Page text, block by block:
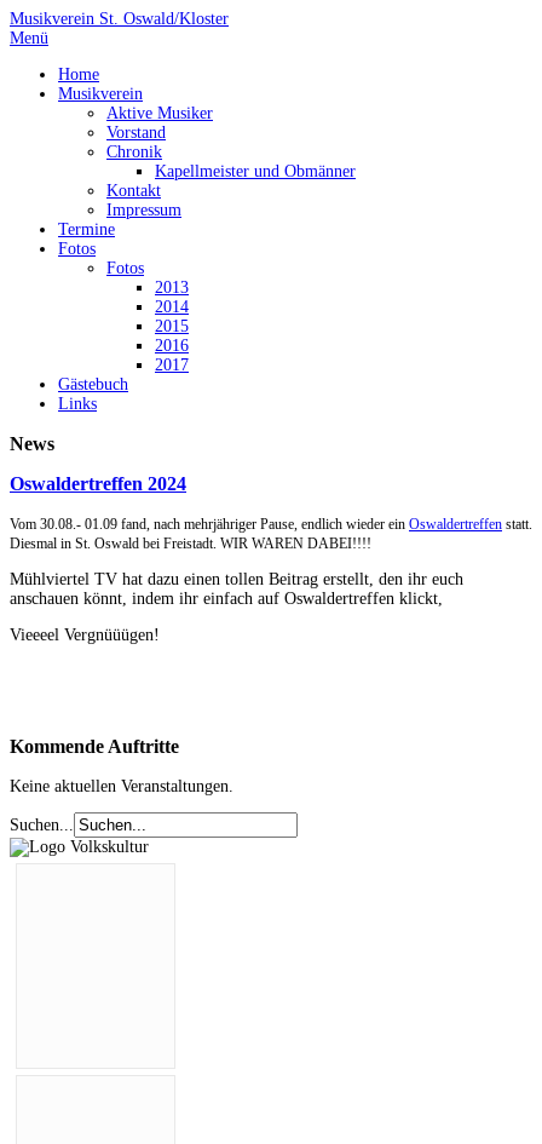
Musikverein St. Oswald/Kloster
Menü
Home
Musikverein
Aktive Musiker
Vorstand
Chronik
Kapellmeister und Obmänner
Kontakt
Impressum
Termine
Fotos
Fotos
2013
2014
2015
2016
2017
Gästebuch
Links
News
Oswaldertreffen 2024
Vom 30.08.- 01.09 fand, nach mehrjähriger Pause, endlich wieder ein Oswaldertreffen statt.
Diesmal in St. Oswald bei Freistadt. WIR WAREN DABEI!!!!
Mühlviertel TV hat dazu einen tollen Beitrag erstellt, den ihr euch
anschauen könnt, indem ihr einfach auf Oswaldertreffen klickt,
Vieeeel Vergnüüügen!
Kommende Auftritte
Keine aktuellen Veranstaltungen.
Suchen...